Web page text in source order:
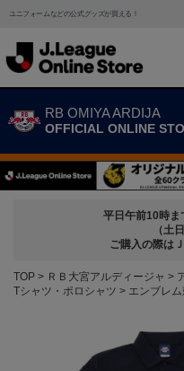
ユニフォームなどの公式グッズが買える！
RB OMIYA ARDIJA
OFFICIAL ONLINE
平日午前10時ま
（土
ご購入の際は
TOP ＲＢ大宮アルディージャ
Tシャツ・ポロシャツ
エンブレ